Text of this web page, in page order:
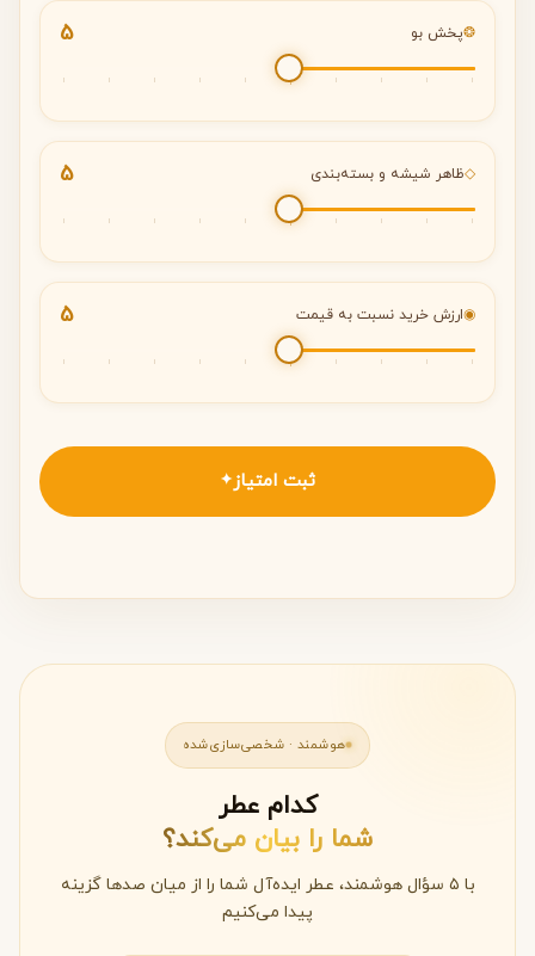
❂پخش بو 5
◇ظاهر شیشه و بسته‌بندی 5
◉ارزش خرید نسبت به قیمت 5
ثبت امتیاز ✦
هوشمند · شخصی‌سازی‌شده
کدام عطر
شما را بیان می‌کند؟
با ۵ سؤال هوشمند، عطر ایده‌آل شما را از میان صدها گزینه
پیدا می‌کنیم